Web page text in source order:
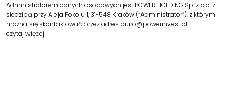
Administratorem danych osobowych jest POWER HOLDING Sp. z o.o. z
siedzibą przy Aleja Pokoju 1, 31-548 Kraków (“Administrator”), z którym
można się skontaktować przez adres biuro@powerinvest.pl…
czytaj więcej